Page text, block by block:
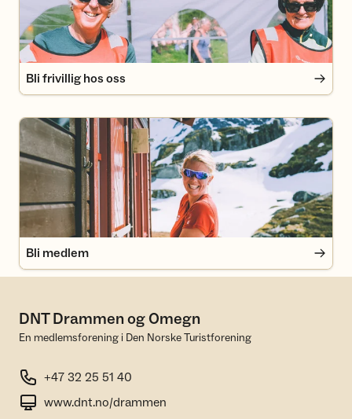
Bli frivillig hos oss
Bli medlem
Bli medlem
DNT Drammen og Omegn
En medlemsforening i Den Norske Turistforening
+47 32 25 51 40
www.dnt.no/drammen